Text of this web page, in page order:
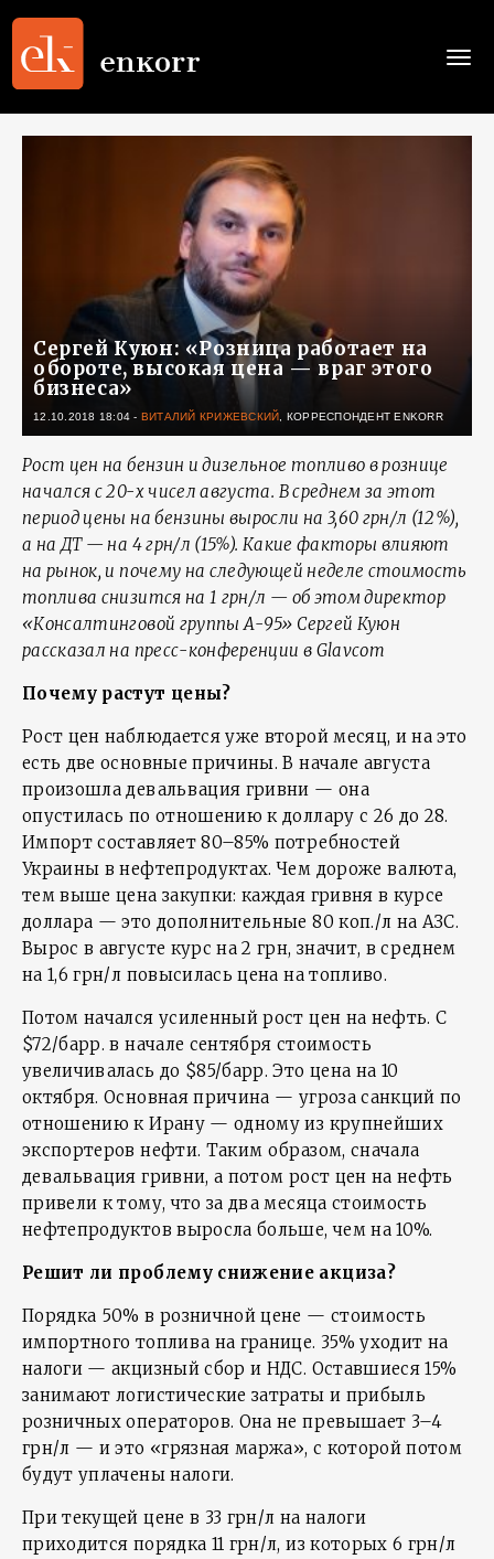
Сергей Куюн: «Розница работает на
обороте, высокая цена — враг этого
бизнеса»
12.10.2018 18:04 - ВИТАЛИЙ КРИЖЕВСКИЙ , КОРРЕСПОНДЕНТ ENKORR
Рост цен на бензин и дизельное топливо в рознице
начался с 20-х чисел августа. В среднем за этот
период цены на бензины выросли на 3,60 грн/л (12%),
а на ДТ — на 4 грн/л (15%). Какие факторы влияют
на рынок, и почему на следующей неделе стоимость
топлива снизится на 1 грн/л — об этом директор
«Консалтинговой группы А-95» Сергей Куюн
рассказал на пресс-конференции в Glavcom
Почему растут цены?
Рост цен наблюдается уже второй месяц, и на это
есть две основные причины. В начале августа
произошла девальвация гривни — она
опустилась по отношению к доллару с 26 до 28.
Импорт составляет 80–85% потребностей
Украины в нефтепродуктах. Чем дороже валюта,
тем выше цена закупки: каждая гривня в курсе
доллара — это дополнительные 80 коп./л на АЗС.
Вырос в августе курс на 2 грн, значит, в среднем
на 1,6 грн/л повысилась цена на топливо.
Потом начался усиленный рост цен на нефть. C
$72/барр. в начале сентября стоимость
увеличивалась до $85/барр. Это цена на 10
октября. Основная причина — угроза санкций по
отношению к Ирану — одному из крупнейших
экспортеров нефти. Таким образом, сначала
девальвация гривни, а потом рост цен на нефть
привели к тому, что за два месяца стоимость
нефтепродуктов выросла больше, чем на 10%.
Решит ли проблему снижение акциза?
Порядка 50% в розничной цене — стоимость
импортного топлива на границе. 35% уходит на
налоги — акцизный сбор и НДС. Оставшиеся 15%
занимают логистические затраты и прибыль
розничных операторов. Она не превышает 3–4
грн/л — и это «грязная маржа», с которой потом
будут уплачены налоги.
При текущей цене в 33 грн/л на налоги
приходится порядка 11 грн/л, из которых 6 грн/л